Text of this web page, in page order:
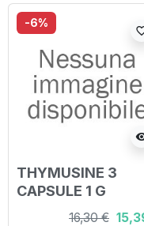
-6%
THYMUSINE 3
CAPSULE 1 G
16,30 €